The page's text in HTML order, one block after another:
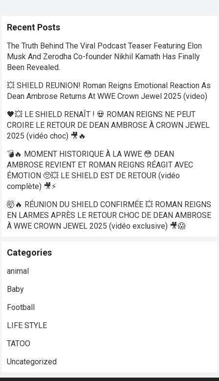
Recent Posts
The Truth Behind The Viral Podcast Teaser Featuring Elon
Musk And Zerodha Co-founder Nikhil Kamath Has Finally
Been Revealed.
💥 SHIELD REUNION! Roman Reigns Emotional Reaction As
Dean Ambrose Returns At WWE Crown Jewel 2025 (video)
🖤💥 LE SHIELD RENAÎT ! 💀 ROMAN REIGNS NE PEUT
CROIRE LE RETOUR DE DEAN AMBROSE À CROWN JEWEL
2025 (vidéo choc) 🎥🔥
💣🔥 MOMENT HISTORIQUE À LA WWE 😳 DEAN
AMBROSE REVIENT ET ROMAN REIGNS RÉAGIT AVEC
ÉMOTION 🥺💥 LE SHIELD EST DE RETOUR (vidéo
complète) 🎥⚡
🤯🔥 RÉUNION DU SHIELD CONFIRMÉE 💥 ROMAN REIGNS
EN LARMES APRÈS LE RETOUR CHOC DE DEAN AMBROSE
À WWE CROWN JEWEL 2025 (vidéo exclusive) 🎥😱
Categories
animal
Baby
Football
LIFE STYLE
TATOO
Uncategorized